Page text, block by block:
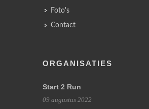
Foto's
Contact
ORGANISATIES
Start 2 Run
09 augustus 2022